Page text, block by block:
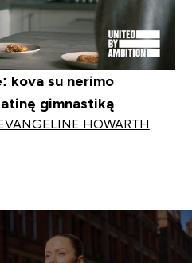
kova su nerimo
gimnastiką
HOWARTH